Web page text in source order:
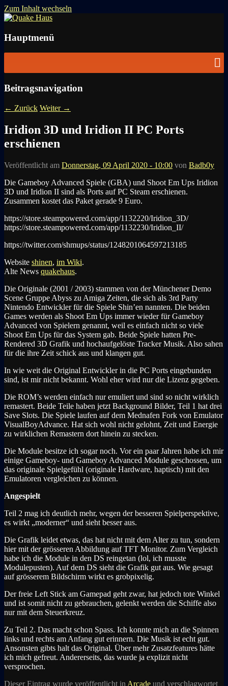
Zum Inhalt wechseln
Quake Haus
Hauptmenü
Beitragsnavigation
← Zurück Weiter →
Iridion 3D und Iridion II PC Ports
erschienen
Veröffentlicht am Donnerstag, 09 April 2020 - 10:00 von Badb0y
Die Gameboy Advanced Spiele (GBA) und Shoot Em Ups Iridion
3D und Iridion II sind als Ports auf PC Steam erschienen.
Zusammen kostet das Paket gerade 9 Euro.
https://store.steampowered.com/app/1132220/Iridion_3D/
https://store.steampowered.com/app/1132230/Iridion_II/
https://twitter.com/shmups/status/1248201064597213185
Website shinen, im Wiki.
Alte News quakehaus.
Die Originale (2001 / 2003) stammen von der Münchener Demo
Scene Gruppe Abyss zu Amiga Zeiten, die sich als 3rd Party
Nintendo Entwickler für die Spiele Shin’en nannten. Die beiden
Games werden als Shoot Em Ups immer wieder für Gameboy
Advanced von Spielern genannt, weil es einfach nicht so viele
Shoot Em Ups für das System gab. Beide Spiele hatten Pre-
Rendered 3D Grafik und hochaufgelöste Tracker Musik. Also sahen
für die ihre Zeit schick aus und klangen gut.
In wie weit die Original Entwickler in die PC Ports eingebunden
sind, ist mir nicht bekannt. Wohl eher wird nur die Lizenz gegeben.
Die ROM’s werden einfach nur emuliert und sind so nicht wirklich
remastert. Beide Teile haben jetzt Background Bilder, Teil 1 hat drei
Save Slots. Die Spiele laufen auf dem Mednafen Fork von Emulator
VisualBoyAdvance. Hat sich wohl nicht gelohnt, Zeit und Energie
zu wirklichen Remastern dort hinein zu stecken.
Die Module besitze ich sogar noch. Vor ein paar Jahren habe ich mir
einige Gameboy- und Gameboy Advanced Module geschossen, um
das originale Spielgefühl (originale Hardware, haptisch) mit den
Emulatoren vergleichen zu können.
Angespielt
Teil 2 mag ich deutlich mehr, wegen der besseren Spielperspektive,
es wirkt „moderner“ und sieht besser aus.
Die Grafik leidet etwas, das hat nicht mit dem Alter zu tun, sondern
hier mit der grösseren Abbildung auf TFT Monitor. Zum Vergleich
habe ich die Module in den DS reingetan (lol, ich musste
Modulepusten). Auf dem DS sieht die Grafik gut aus. Wie gesagt
auf grösserem Bildschirm wirkt es grobpixelig.
Der freie Left Stick am Gamepad geht zwar, hat jedoch tote Winkel
und ist somit nicht zu gebrauchen, gelenkt werden die Schiffe also
nur mit dem Steuerkreuz.
Zu Teil 2. Das macht schon Spass. Ich konnte mich an die Spinnen
links und rechts am Anfang gut erinnern. Die Musik ist echt gut.
Ansonsten gibts halt das Original. Über mehr Zusatzfeatures hätte
ich mich gefreut. Andererseits, das wurde ja explizit nicht
versprochen.
Dieser Eintrag wurde veröffentlicht in Arcade und verschlagwortet